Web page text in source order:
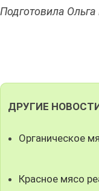
Подготовила Ольга
ДРУГИЕ
Органическое
Красное мясо